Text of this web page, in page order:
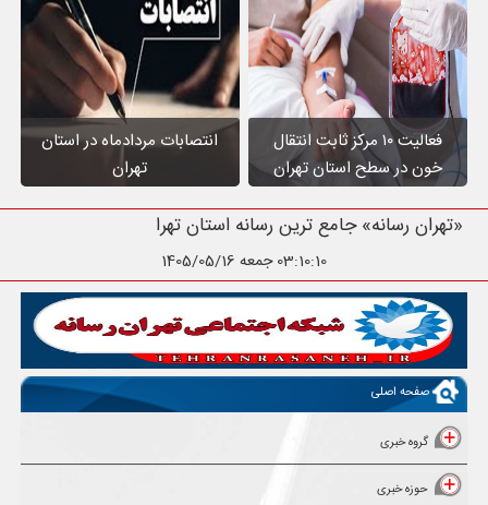
فعالیت ۱۰ مرکز ثابت انتقال
خون در سطح استان تهران
انتصابات مردادماه در استان
تهران
«تهران رسانه» جامع ترین رسانه استان تهر
03:10:11جمعه 1405/05/16
صفحه اصلی
گروه خبری
حوزه خبری